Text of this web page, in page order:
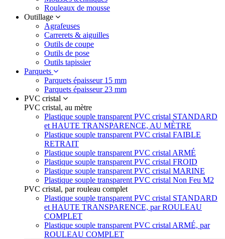
Rouleaux de mousse
Outillage
Agrafeuses
Carrerets & aiguilles
Outils de coupe
Outils de pose
Outils tapissier
Parquets
Parquets épaisseur 15 mm
Parquets épaisseur 23 mm
PVC cristal
PVC cristal, au mètre
Plastique souple transparent PVC cristal STANDARD
et HAUTE TRANSPARENCE, AU MÈTRE
Plastique souple transparent PVC cristal FAIBLE
RETRAIT
Plastique souple transparent PVC cristal ARMÉ
Plastique souple transparent PVC cristal FROID
Plastique souple transparent PVC cristal MARINE
Plastique souple transparent PVC cristal Non Feu M2
PVC cristal, par rouleau complet
Plastique souple transparent PVC cristal STANDARD
et HAUTE TRANSPARENCE, par ROULEAU
COMPLET
Plastique souple transparent PVC cristal ARMÉ, par
ROULEAU COMPLET